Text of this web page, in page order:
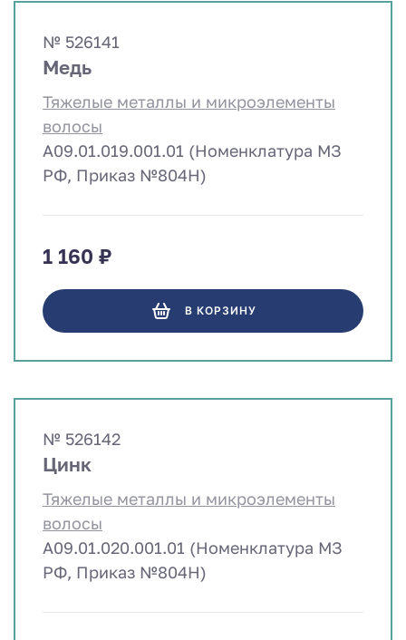
№ 526141
Медь
Тяжелые металлы и микроэлементы
волосы
A09.01.019.001.01 (Номенклатура МЗ
РФ, Приказ №804Н)
1 160 ₽
В КОРЗИНУ
№ 526142
Цинк
Тяжелые металлы и микроэлементы
волосы
A09.01.020.001.01 (Номенклатура МЗ
РФ, Приказ №804Н)